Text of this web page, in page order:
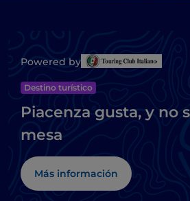
Powered by
Destino turístico
Piacenza gusta, y no
mesa
Más información